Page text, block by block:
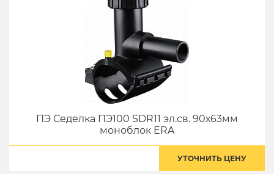
ПЭ Седелка ПЭ100 SDR11 эл.св. 90х63мм
моноблок ERA
УТОЧНИТЬ ЦЕНУ